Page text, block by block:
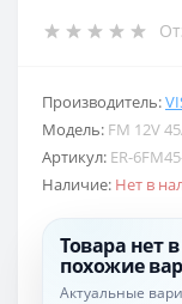
Производитель:
Модель: FM 12V
Артикул: ER-
Наличие: Нет в
Товара нет
похожие
Актуальные